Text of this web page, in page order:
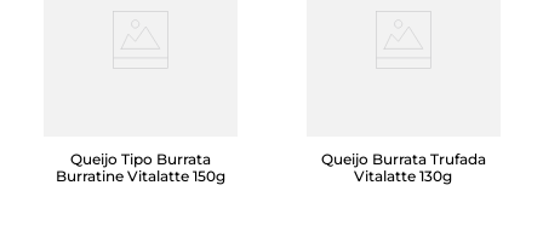
Queijo Tipo Burrata
Burratine Vitalatte 150g
Queijo Burrata Trufada
Vitalatte 130g